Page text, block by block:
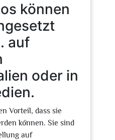
können
auf
oder in
Vorteil, dass sie
können. Sie sind
auf